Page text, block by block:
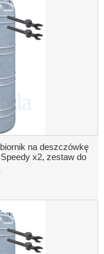
na deszczówkę
x2, zestaw do